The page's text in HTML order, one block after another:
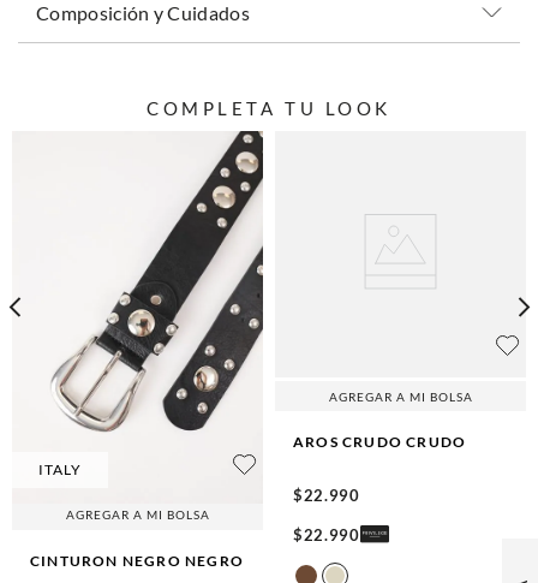
Composición y Cuidados
COMPLETA TU LOOK
ITALY
AGREGAR A MI BOLSA
CINTURON NEGRO NEGRO
AGREGAR A MI BOLSA
AROS CRUDO CRUDO
$22.990
$22.990